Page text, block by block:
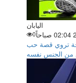
اليابان
0
تروي قصة حب
من الجنس نفسه